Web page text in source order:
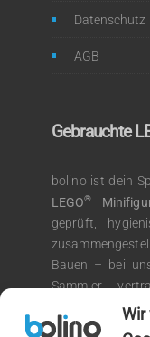
Wir
Datenschutz
AGB
Gebrauchte
bolino ist dein
LEGO®
geprüft,
Bauen – bei
Sammler
Auswahl an
Bauprojekte.